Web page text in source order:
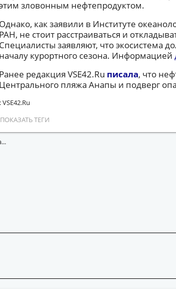
зловонным нефтепродуктом.
Однако, как заявили в Институте
РАН, не стоит расстраиваться и
Специалисты заявляют, что экосистема
началу курортного сезона. Информацией
Ранее редакция VSE42.Ru писала, что
Центрального пляжа Анапы и подверг
ПОКАЗАТЬ ТЕГИ